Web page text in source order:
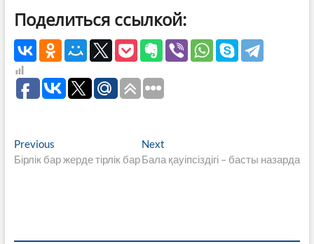
Поделиться ссылкой:
Навигация
по
PreviousPrevious
post:
Бірлік бар жерде тірлік бар
Next
post:
Бала қауіпсіздігі – басты назарда